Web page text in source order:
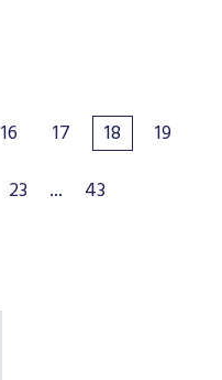
16 17 18
19
23 ... 43